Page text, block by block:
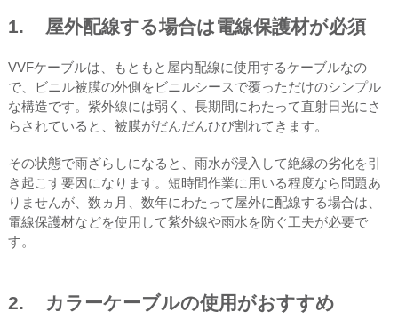
1. 屋外配線する場合は電線保護材が必須
VVFケーブルは、もともと屋内配線に使用するケーブルなの
で、ビニル被膜の外側をビニルシースで覆っただけのシンプル
な構造です。紫外線には弱く、長期間にわたって直射日光にさ
らされていると、被膜がだんだんひび割れてきます。
その状態で雨ざらしになると、雨水が浸入して絶縁の劣化を引
き起こす要因になります。短時間作業に用いる程度なら問題あ
りませんが、数ヵ月、数年にわたって屋外に配線する場合は、
電線保護材などを使用して紫外線や雨水を防ぐ工夫が必要で
す。
2. カラーケーブルの使用がおすすめ